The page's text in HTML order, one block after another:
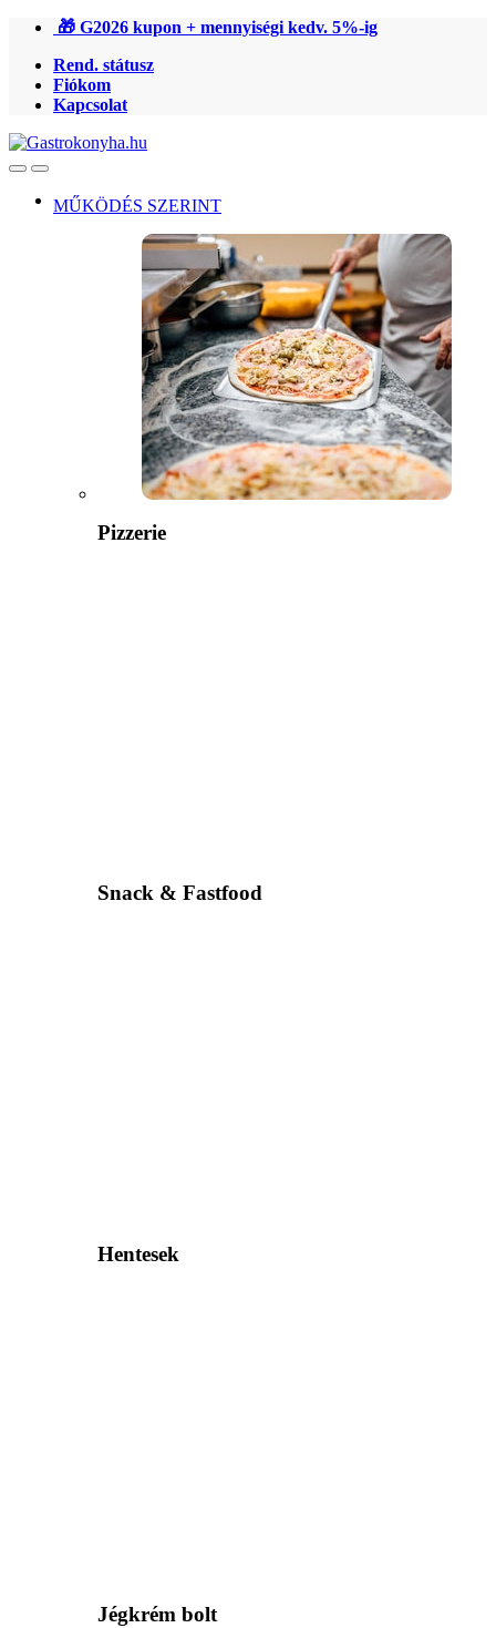
Ugrás
navigációhoz
Ugrás
tartalomra
🎁 G2026 kupon + mennyiségi kedv. 5%-ig
Rend. státusz
Fiókom
Kapcsolat
OpenClose
MŰKÖDÉS SZERINT
Pizzerie
Snack & Fastfood
Hentesek
Jégkrém bolt